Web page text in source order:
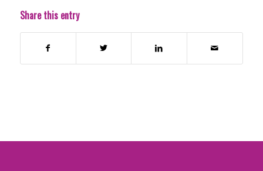
Share this entry